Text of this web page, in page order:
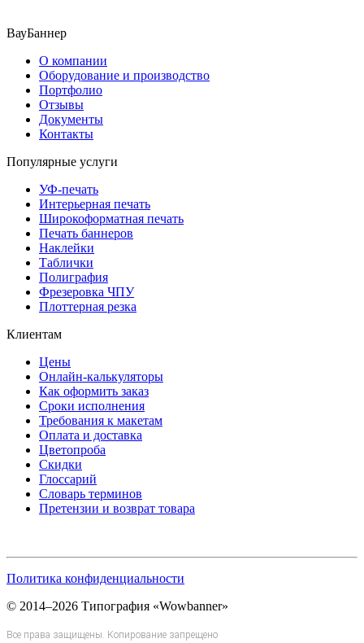
ВауБаннер
О компании
Оборудование и производство
Портфолио
Отзывы
Документы
Контакты
Популярные услуги
УФ-печать
Интерьерная печать
Широкоформатная печать
Печать баннеров
Наклейки
Таблички
Полиграфия
Фрезеровка ЧПУ
Плоттерная резка
Клиентам
Цены
Онлайн-калькуляторы
Как оформить заказ
Сроки исполнения
Требования к макетам
Оплата и доставка
Цветопроба
Скидки
Глоссарий
Словарь терминов
Претензии и возврат товара
Политика конфиденциальности
© 2014–2026 Типография «Wowbanner»
Все права защищены. Копирование запрещено